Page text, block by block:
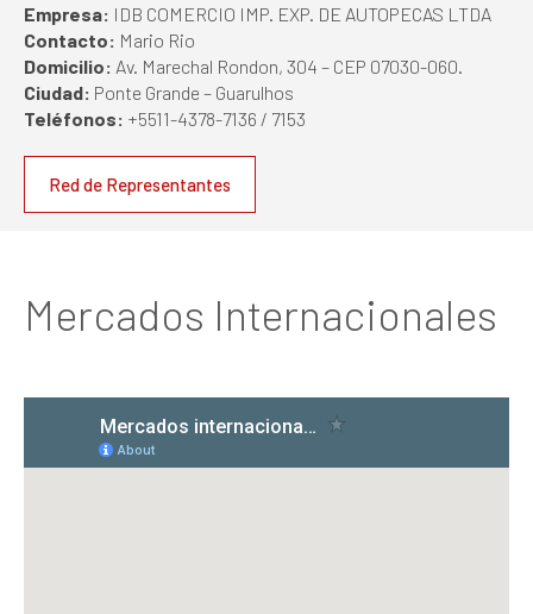
Empresa: IDB COMERCIO IMP. EXP. DE AUTOPECAS LTDA
Contacto: Mario Rio
Domicilio: Av. Marechal Rondon, 304 – CEP 07030-060.
Ciudad: Ponte Grande – Guarulhos
Teléfonos: +5511-4378-7136 / 7153
Red de Representantes
Mercados Internacionales